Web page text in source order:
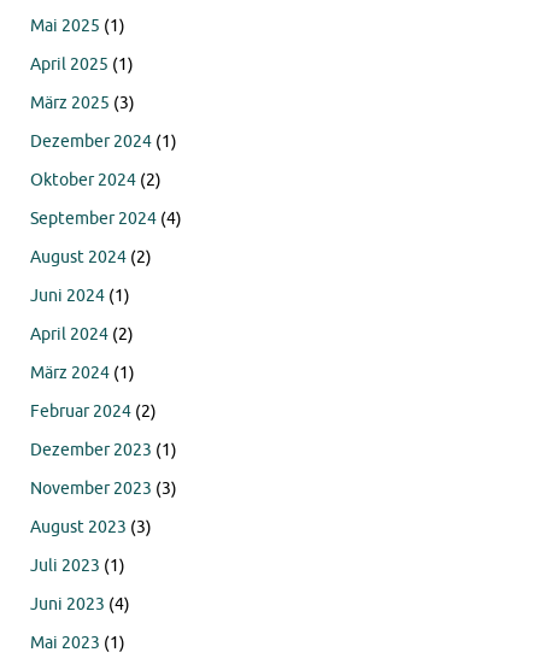
Mai 2025 (1)
April 2025 (1)
März 2025 (3)
Dezember 2024 (1)
Oktober 2024 (2)
September 2024 (4)
August 2024 (2)
Juni 2024 (1)
April 2024 (2)
März 2024 (1)
Februar 2024 (2)
Dezember 2023 (1)
November 2023 (3)
August 2023 (3)
Juli 2023 (1)
Juni 2023 (4)
Mai 2023 (1)